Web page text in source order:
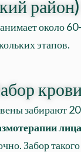
район)
около
этапов.
забирают
лица
Забор